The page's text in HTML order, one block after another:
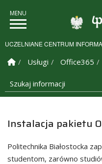
UCZELNIANE CENTRUM
Strona Główna
Usługi Office365
Szukaj informacji
Instalacja pakietu
Politechnika Białostocka
studentom, zarówno